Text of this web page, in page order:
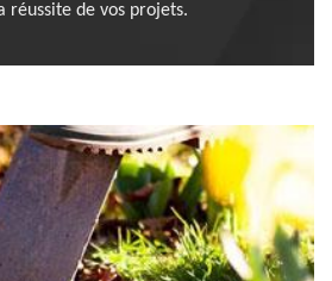
réussite de vos projets.